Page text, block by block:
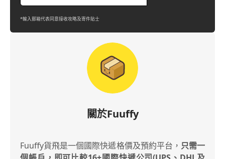
關於Fuuffy
Fuuffy貨飛是一個國際快遞格價及預約平台， 只需一
*輸入郵箱代表同意接收攻略及寄件貼士